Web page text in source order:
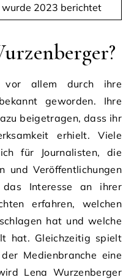
wurde 2023 berichtet
vor allem durch ihre
geworden. Ihre
beigetragen, dass ihr
erhielt. Viele
für Journalisten, die
und Veröffentlichungen
Interesse an ihrer
erfahren, welchen
hat und welche
hat. Gleichzeitig spielt
Medienbranche eine
Lena Wurzenberger